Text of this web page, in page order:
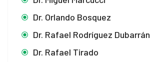
Dr. Orlando Bosquez
Dr. Rafael Rodríguez Dubarrán
Dr. Rafael Tirado